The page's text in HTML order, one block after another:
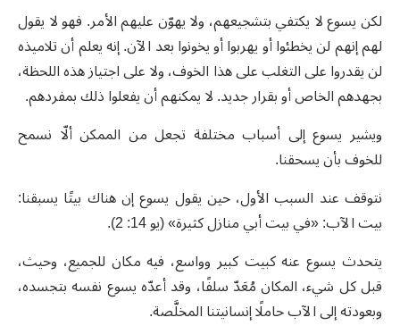
لكن يسوع لا يكتفي بتشجيعهم، ولا يهوّن عليهم الأمر. فهو لا يقول
لهم إنهم لن يخطئوا أو يهربوا أو يخونوا بعد الآن. إنه يعلم أن تلاميذه
لن يقدروا على التغلب على هذا الخوف، ولا على اجتياز هذه اللحظة،
بجهدهم الخاص أو بقرار جديد. لا يمكنهم أن يفعلوا ذلك بمفردهم.
ويشير يسوع إلى أسباب مختلفة تجعل من الممكن ألّا نسمح
للخوف بأن يسحقنا.
نتوقف عند السبب الأول، حين يقول يسوع إن هناك بيتًا يسبقنا:
بيت الآب: «في بيت أبي منازل كثيرة» (يو 14: 2).
يتحدث يسوع عنه كبيت كبير وواسع، فيه مكان للجميع، وحيث،
قبل كل شيء، المكان مُعَدّ سلفًا، وقد أعدّه يسوع نفسه بتجسده،
وبعودته إلى الآب حاملًا إنسانيتنا المخلَّصة.